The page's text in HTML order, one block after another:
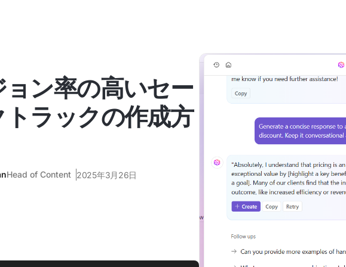
ョン率の高いセー
ラックの作成方
Head of Content 2025年3月26日